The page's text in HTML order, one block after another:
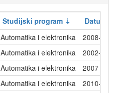
Studijski program
Datum
Automatika i elektronika
2008-12-
Automatika i elektronika
2002-03-
Automatika i elektronika
2007-12-
Automatika i elektronika
2010-10-